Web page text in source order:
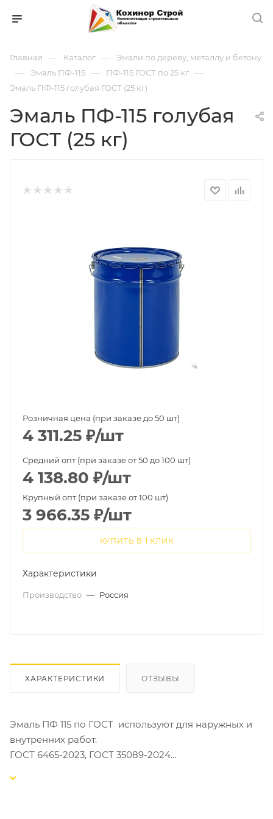
Главная — Каталог — Эмали по дереву, металлу и бетону
— Эмаль ПФ-115 — ПФ-115 ГОСТ по 25 кг —
Эмаль ПФ-115 голубая ГОСТ (25 кг)
Эмаль ПФ-115 голубая
ГОСТ (25 кг)
Розничная цена (при заказе до 50 шт)
4 311.25 ₽/шт
Средний опт (при заказе от 50 до 100 шт)
4 138.80 ₽/шт
Крупный опт (при заказе от 100 шт)
3 966.35 ₽/шт
КУПИТЬ В 1 КЛИК
Характеристики
Производство — Россия
ХАРАКТЕРИСТИКИ ОТЗЫВЫ
Эмаль ПФ 115 по ГОСТ используют для наружных и
внутренних работ.
ГОСТ 6465-2023, ГОСТ 35089-2024